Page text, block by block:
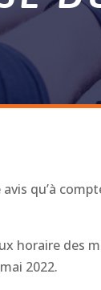
qu’à
horaire des
2022.